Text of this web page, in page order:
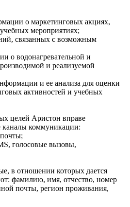
о маркетинговых акциях,
мероприятиях;
связанных с возможным
о водонагревательной и
и реализуемой
и ее анализа для оценки
активностей и учебных
целей Аристон вправе
каналы коммуникации:
голосовые вызовы,
в отношении которых дается
фамилию, имя, отчество, номер
почты, регион проживания,